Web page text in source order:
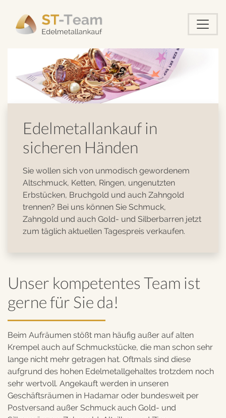
Edelmetallankauf in
sicheren Händen
Sie wollen sich von unmodisch gewordenem
Altschmuck, Ketten, Ringen, ungenutzten
Erbstücken, Bruchgold und auch Zahngold
trennen? Bei uns können Sie Schmuck,
Zahngold und auch Gold- und Silberbarren jetzt
zum täglich aktuellen Tagespreis verkaufen.
Unser kompetentes Team ist
gerne für Sie da!
Beim Aufräumen stößt man häufig außer auf alten
Krempel auch auf Schmuckstücke, die man schon sehr
lange nicht mehr getragen hat. Oftmals sind diese
aufgrund des hohen Edelmetallgehaltes trotzdem noch
sehr wertvoll. Angekauft werden in unseren
Geschäftsräumen in Hadamar oder bundesweit per
Postversand außer Schmuck auch Gold- und